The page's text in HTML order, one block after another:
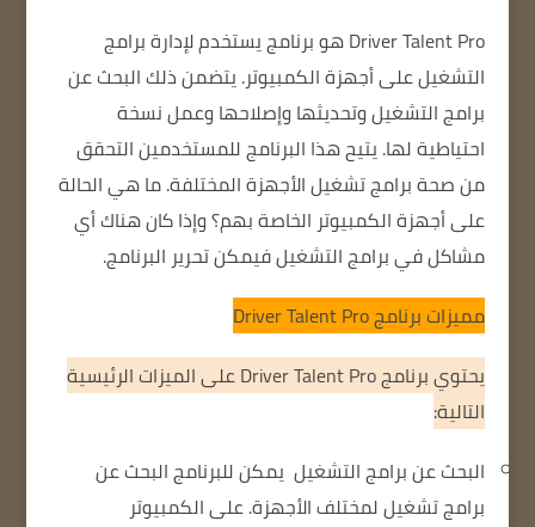
Driver Talent Pro هو برنامج يستخدم لإدارة برامج
التشغيل على أجهزة الكمبيوتر.يتضمن ذلك البحث عن
برامج التشغيل وتحديثها وإصلاحها وعمل نسخة
احتياطية لها.يتيح هذا البرنامج للمستخدمين التحقق
من صحة برامج تشغيل الأجهزة المختلفة.ما هي الحالة
على أجهزة الكمبيوتر الخاصة بهم؟وإذا كان هناك أي
مشاكل في برامج التشغيلفيمكن تحرير البرنامج.
مميزات برنامج Driver Talent Pro
يحتوي برنامج Driver Talent Pro على الميزات الرئيسية
التالية:
البحث عن برامج التشغيل يمكن للبرنامج البحث عن
برامج تشغيل لمختلف الأجهزة.على الكمبيوتر